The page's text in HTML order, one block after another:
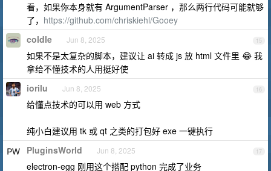
看，如果你本身就有 ArgumentParser ，那么两行代码可能就够
了， https://github.com/chriskiehl/Gooey
15
coldle Jun 8, 2025
如果不是太复杂的脚本，建议让 ai 转成 js 放 html 文件里 😂 我
拿给不懂技术的人用挺好使
16
iorilu Jun 8, 2025
给懂点技术的可以用 web 方式
纯小白建议用 tk 或 qt 之类的打包好 exe 一键执行
17
PluginsWorld Jun 8, 2025
electron-egg 刚用这个搭配 python 完成了业务